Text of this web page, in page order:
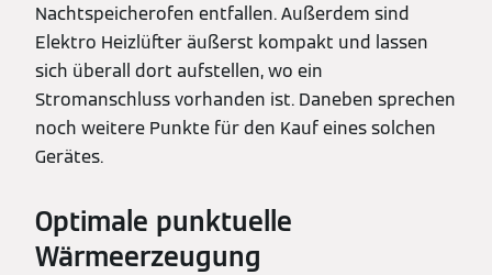
Nachtspeicherofen entfallen. Außerdem sind
Elektro Heizlüfter äußerst kompakt und lassen
sich überall dort aufstellen, wo ein
Stromanschluss vorhanden ist. Daneben sprechen
noch weitere Punkte für den Kauf eines solchen
Gerätes.
Optimale punktuelle
Wärmeerzeugung